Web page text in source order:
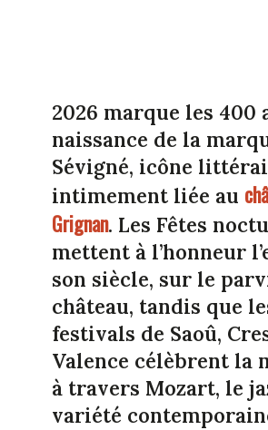
2026 marque les 400
naissance de la
Sévigné, icône
intimement liée au
Grignan. Les Fêtes
mettent à l’honneur
son siècle, sur le
château, tandis que
festivals de Saoû,
Valence célèbrent la
à travers Mozart, le
variété